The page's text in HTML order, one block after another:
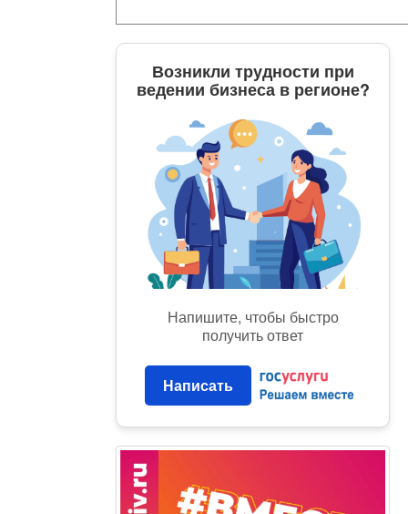
Возникли трудности при
ведении бизнеса в регионе?
Напишите, чтобы быстро
получить ответ
Написать